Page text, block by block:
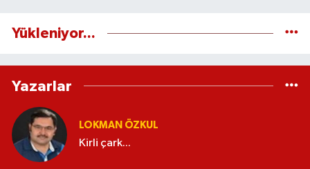
Yükleniyor...
Yazarlar
LOKMAN ÖZKUL
Kirli çark...